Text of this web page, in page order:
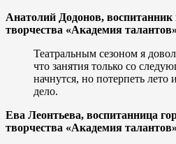
Анатолий Додонов, воспитанник
творчества «Академия
Театральным сезоном я
что занятия только со
начнутся, но потерпеть
дело.
Ева Леонтьева, воспитанница
творчества «Академия